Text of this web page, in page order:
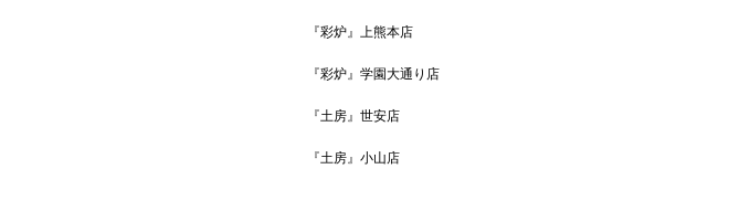
『彩炉』上熊本店
『彩炉』学園大通り店
『土房』世安店
『土房』小山店